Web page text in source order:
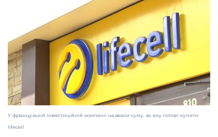
У французькій інвестиційній компанії назвали суму, за яку готові купити
lifecell